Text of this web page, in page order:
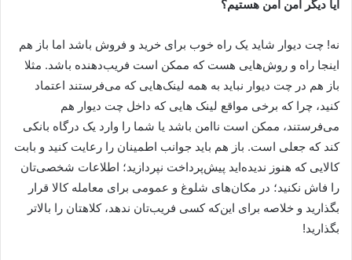
آیا دیگر امن امن هستیم؟
نه! چت دیوار شاید یک راه خوب برای خرید و فروش باشد اما باز هم
اینجا راه و روش‌هایی هست که ممکن است فریب‌دهنده باشد. مثلا
باز هم در چت دیوار نباید به همه لینک‌هایی که می‌فرستند اعتماد
کنید، چرا که برخی مواقع لینک هایی که داخل چت دیوار هم
می‌فرستند، ممکن است ناامن باشد یا شما را وارد یک درگاه بانکی
کند که جعلی است. باز هم باید جوانب اطمینان را رعایت کنید و بابت
کالایی که هنوز ندیده‌اید پیش‌پرداخت نپردازید؛ اطلاعات شخصی‌تان
را فاش نکنید؛ در مکان‌های شلوغ و عمومی برای معامله کالا قرار
بگذارید و خلاصه برای این‌که کسی فریب‌تان ندهد، کلاهتان را بالاتر
بگذارید!